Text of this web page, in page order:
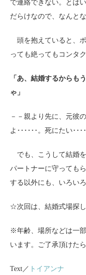
で連絡できない。とは
だらけなので、なんと
頭を抱えていると、
っても絶ってもコンタ
「あ、結婚するからも
ゃ」
－－親より先に、元彼
よ･･････。死にたい････
でも、こうして結婚
パートナーに守っても
する以外にも、いろい
☆次回は、結婚式場探し
※年齢、場所などは一
います。ご了承頂けたら
Text／ トイアンナ